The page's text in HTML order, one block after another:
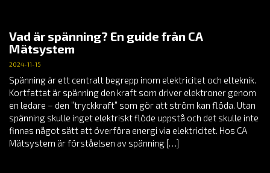
Vad är spänning? En guide från CA
Mätsystem
2024-11-15
Spänning är ett centralt begrepp inom elektricitet och elteknik.
Kortfattat är spänning den kraft som driver elektroner genom
en ledare – den ”tryckkraft” som gör att ström kan flöda. Utan
spänning skulle inget elektriskt flöde uppstå och det skulle inte
finnas något sätt att överföra energi via elektricitet. Hos CA
Mätsystem är förståelsen av spänning […]